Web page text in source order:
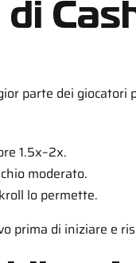
parte dei
1.5x–2x.
moderato.
lo permette.
prima di iniziare e